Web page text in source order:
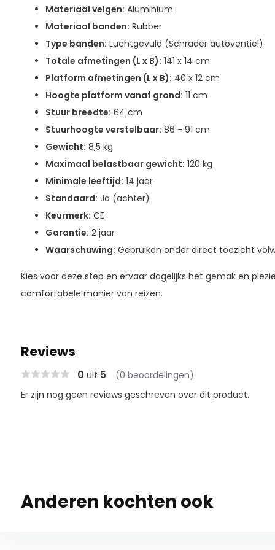
Materiaal velgen: Aluminium
Materiaal banden: Rubber
Type banden: Luchtgevuld (Schrader autoventiel)
Totale afmetingen (L x B): 141 x 14 cm
Platform afmetingen (L x B): 40 x 12 cm
Hoogte platform vanaf grond: 11 cm
Stuur breedte: 64 cm
Stuurhoogte verstelbaar: 86 - 91 cm
Gewicht: 8,5 kg
Maximaal belastbaar gewicht: 120 kg
Minimale leeftijd: 14 jaar
Standaard: Ja (achter)
Keurmerk: CE
Garantie: 2 jaar
Waarschuwing: Gebruiken onder direct toezicht
Kies voor deze step en ervaar dagelijks het gemak en
comfortabele manier van reizen.
Reviews
0 uit 5 (0 beoordelingen)
Er zijn nog geen reviews geschreven over dit product..
Anderen kochten ook